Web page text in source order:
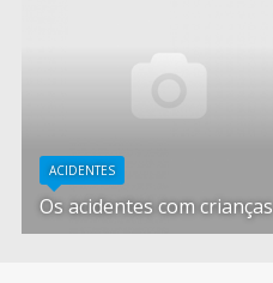
ACIDENTES
Os acidentes com crianças